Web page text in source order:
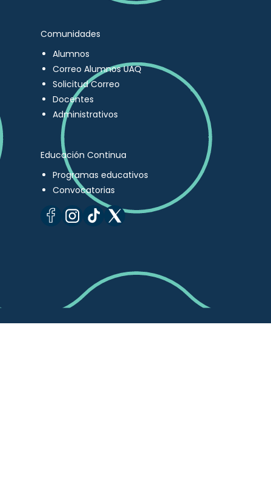
Comunidades
Alumnos
Correo Alumnos UAQ
Solicitud Correo
Docentes
Administrativos
Educación Continua
Programas educativos
Convocatorias